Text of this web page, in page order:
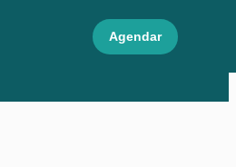
Agendar